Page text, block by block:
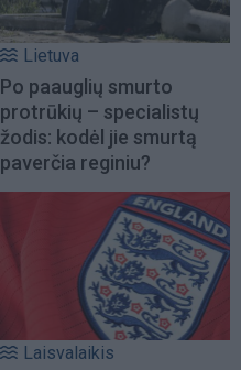
Lietuva
Po paauglių smurto
protrūkių – specialistų
žodis: kodėl jie smurtą
paverčia reginiu?
Laisvalaikis